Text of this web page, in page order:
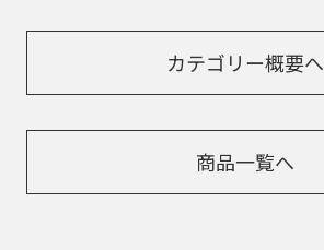
カテゴリー概要へ
商品一覧へ